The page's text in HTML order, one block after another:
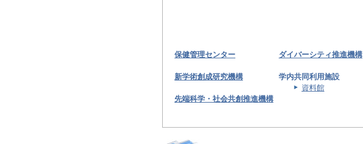
保健管理センター
新学術創成研究機構
先端科学・社会共創推進機構
ダイバーシティ推進機構
学内共同利用施設
資料館